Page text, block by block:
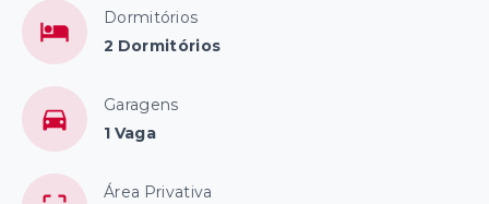
Dormitórios
2 Dormitórios
Garagens
1 Vaga
Área Privativa